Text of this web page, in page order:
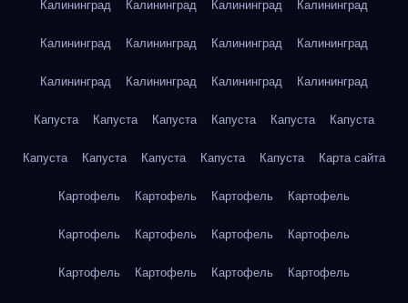
Калининград Калининград Калининград Калининград
Калининград Калининград Калининград Калининград
Калининград Калининград Калининград Калининград
Капуста Капуста Капуста Капуста Капуста Капуста
Капуста Капуста Капуста Капуста Капуста Карта сайта
Картофель Картофель Картофель Картофель
Картофель Картофель Картофель Картофель
Картофель Картофель Картофель Картофель